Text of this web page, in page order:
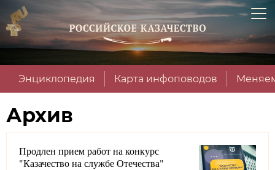
Энциклопедия Карта инфоповодов
Архив
Продлен прием работ на конкурс
"Казачество на службе Отечества"